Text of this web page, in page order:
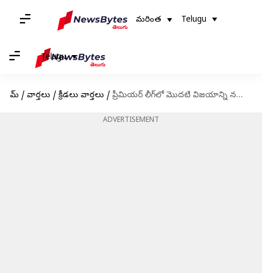
మరింత Telugu
Telugu
హోమ్ / వార్తలు / క్రీడలు వార్తలు / ప్రీమియర్ లీగ్‌లో మొదటి విజయాన్ని నమోదు చేసిన లివర్‌పూల్
ADVERTISEMENT